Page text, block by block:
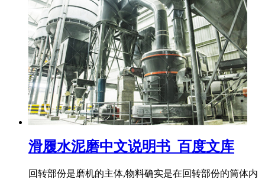
滑履水泥磨中文说明书_百度文库
回转部份是磨机的主体,物料确实是在回转部份的筒体内